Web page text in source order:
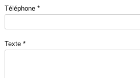
Téléphone *
Texte *